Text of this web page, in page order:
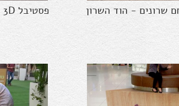
פסטיבל 3D , מתחם שרונים - הוד השרון